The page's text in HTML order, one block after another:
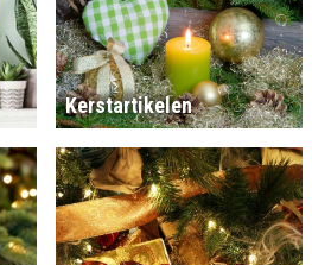
Kerstartikelen